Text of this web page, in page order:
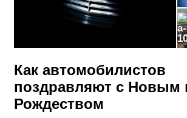
Как автомобилистов
поздравляют с Новым
Рождеством